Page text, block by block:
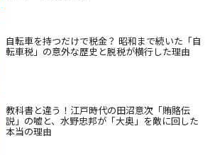
自転車を持つだけで税金？ 昭和まで続いた「自
転車税」の意外な歴史と脱税が横行した理由
教科書と違う！江戸時代の田沼意次「賄賂伝
説」の嘘と、水野忠邦が「大奥」を敵に回した
本当の理由